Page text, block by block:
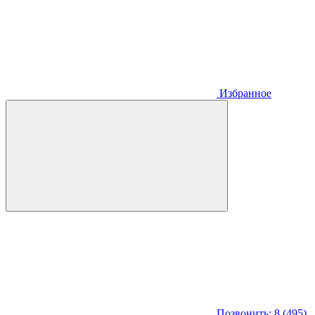
Избранное